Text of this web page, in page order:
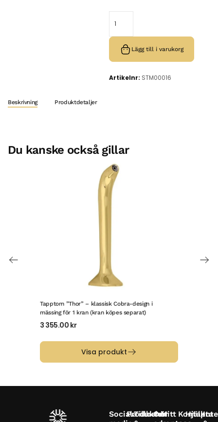
Lägg till i varukorg
Artikelnr: STM00016
Beskrivning Produktdetaljer
Du kanske också gillar
Tapptorn ”Thor” – klassisk Cobra-design i
mässing för 1 kran (kran köpes separat)
3 355.00 kr
Visa produkt
SocialaProdukter
Tillbehör
OmMitt Kontakta
Hjälp